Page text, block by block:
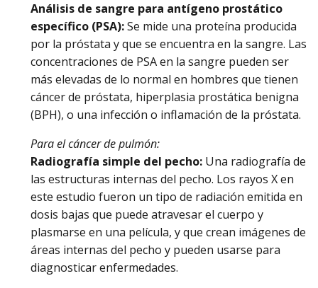
Análisis de sangre para antígeno prostático
específico (PSA):Se mide una proteína producida
por la próstata y que se encuentra en la sangre. Las
concentraciones de PSA en la sangre pueden ser
más elevadas de lo normal en hombres que tienen
cáncer de próstata, hiperplasia prostática benigna
(BPH), o una infección o inflamación de la próstata.
Para el cáncer de pulmón:
Radiografía simple del pecho: Una radiografía de
las estructuras internas del pecho. Los rayos X en
este estudio fueron un tipo de radiación emitida en
dosis bajas que puede atravesar el cuerpo y
plasmarse en una película, y que crean imágenes de
áreas internas del pecho y pueden usarse para
diagnosticar enfermedades.